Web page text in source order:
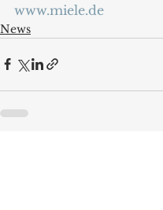
www.miele.de
News